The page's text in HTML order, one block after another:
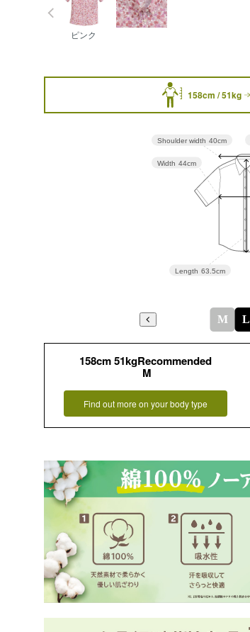
ピンク
158cm / 51kg
Length 63.5cm
Width 44cm
Shoulder width 40cm
M L
158cm 51kgRecommended
M
Find out more on your body type